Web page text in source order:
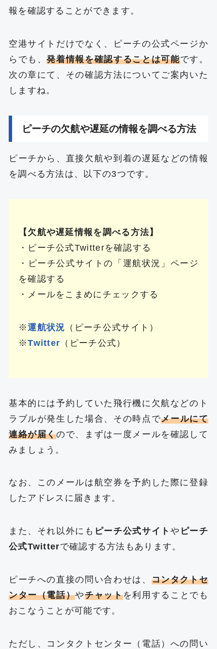
報を確認することができます。
空港サイトだけでなく、ピーチの公式ページか
らでも、発着情報を確認することは可能です。
次の章にて、その確認方法についてご案内いた
しますね。
ピーチの欠航や遅延の情報を調べる方法
ピーチから、直接欠航や到着の遅延などの情報
を調べる方法は、以下の3つです。
【欠航や遅延情報を調べる方法】
・ピーチ公式Twitterを確認する
・ピーチ公式サイトの「運航状況」ページ
を確認する
・メールをこまめにチェックする
※運航状況 （ピーチ公式サイト）
※Twitter （ピーチ公式）
基本的には予約していた飛行機に欠航などのト
ラブルが発生した場合、その時点でメールにて
連絡が届くので、まずは一度メールを確認して
みましょう。
なお、このメールは航空券を予約した際に登録
したアドレスに届きます。
また、それ以外にも ピーチ公式サイト や ピーチ
公式Twitterで確認する方法もあります。
ピーチへの直接の問い合わせは、 コンタクトセ
ンター（電話）やチャットを利用することでも
おこなうことが可能です。
ただし、コンタクトセンター（電話）への問い